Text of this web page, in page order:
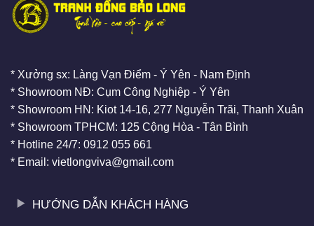
* Xưởng sx: Làng Vạn Điểm - Ý Yên - Nam Định
* Showroom NĐ: Cụm Công Nghiệp - Ý Yên
* Showroom HN: Kiot 14-16, 277 Nguyễn Trãi, Thanh Xuân
* Showroom TPHCM: 125 Cộng Hòa - Tân Bình
* Hotline 24/7: 0912 055 661
* Email: vietlongviva@gmail.com
HƯỚNG DẪN KHÁCH HÀNG